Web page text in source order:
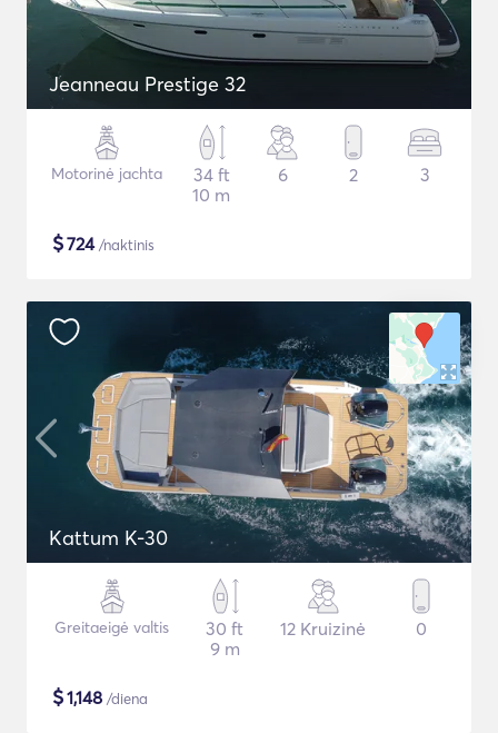
Jeanneau Prestige 32
Motorinė jachta
34 ft
10 m
6 2 3
$724/naktinis
Kattum K-30
Greitaeigė valtis
30 ft
9 m
12 Kruizinė 0
$1,148 /diena